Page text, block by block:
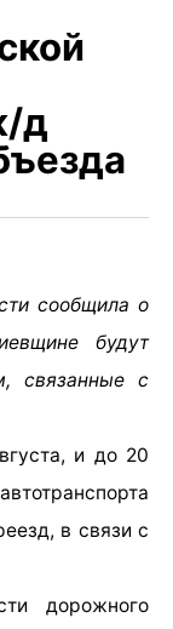
д
сообщила о
будут
связанные с
и до 20
в связи с
дорожного